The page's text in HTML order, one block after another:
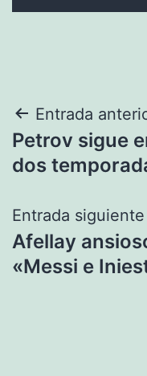
de
Entrada
Petrov sigue
dos
Entrada siguiente
Afellay
«Messi e